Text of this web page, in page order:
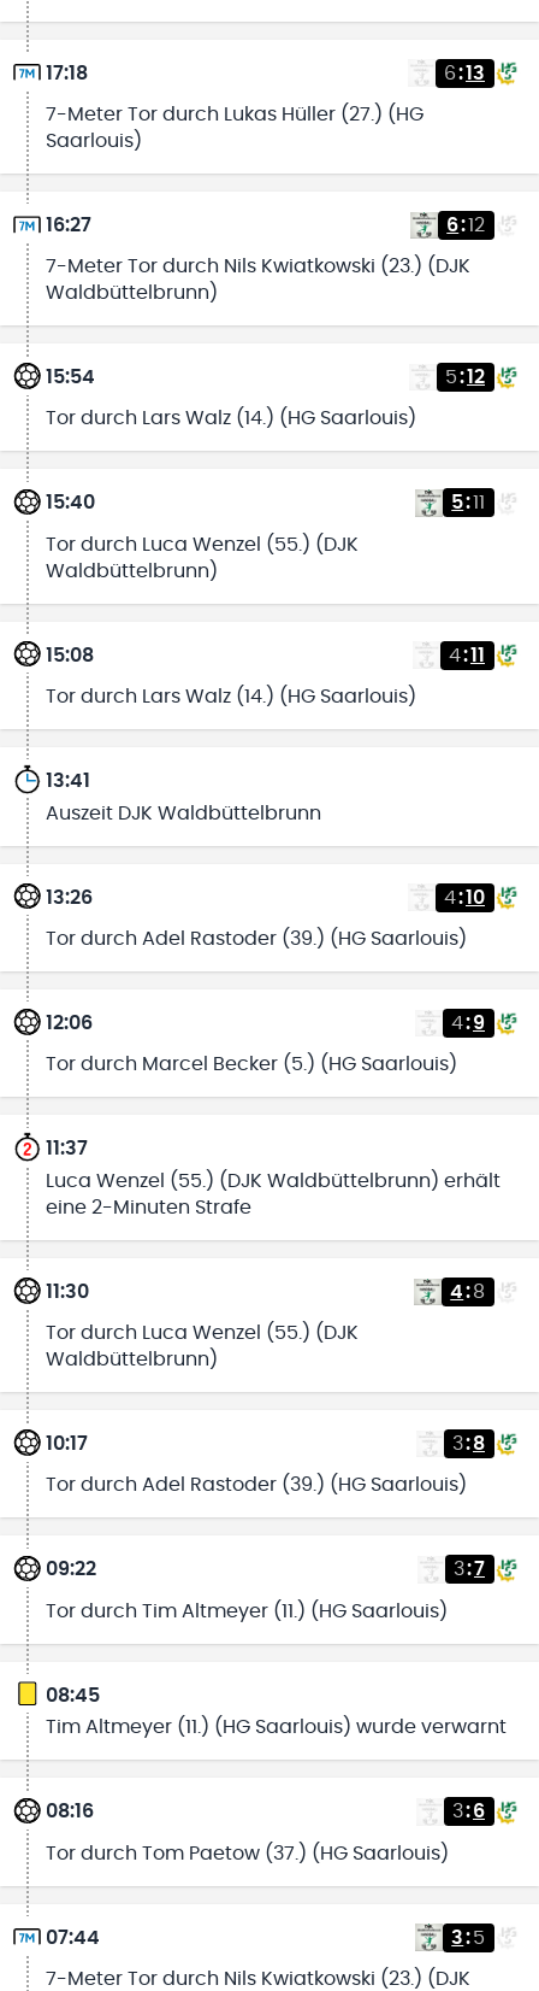
17:18 6:13
7-Meter Tor durch Lukas Hüller (27.) (HG
Saarlouis)
16:27 6:12
7-Meter Tor durch Nils Kwiatkowski (23.) (DJK
Waldbüttelbrunn)
15:54 5:12
Tor durch Lars Walz (14.) (HG Saarlouis)
15:40 5:11
Tor durch Luca Wenzel (55.) (DJK
Waldbüttelbrunn)
15:08 4:11
Tor durch Lars Walz (14.) (HG Saarlouis)
13:41
Auszeit DJK Waldbüttelbrunn
13:26 4:10
Tor durch Adel Rastoder (39.) (HG Saarlouis)
12:06 4:9
Tor durch Marcel Becker (5.) (HG Saarlouis)
11:37
Luca Wenzel (55.) (DJK Waldbüttelbrunn) erhält
eine 2-Minuten Strafe
11:30 4:8
Tor durch Luca Wenzel (55.) (DJK
Waldbüttelbrunn)
10:17 3:8
Tor durch Adel Rastoder (39.) (HG Saarlouis)
09:22 3:7
Tor durch Tim Altmeyer (11.) (HG Saarlouis)
08:45
Tim Altmeyer (11.) (HG Saarlouis) wurde verwarnt
08:16 3:6
Tor durch Tom Paetow (37.) (HG Saarlouis)
07:44 3:5
7-Meter Tor durch Nils Kwiatkowski (23.) (DJK